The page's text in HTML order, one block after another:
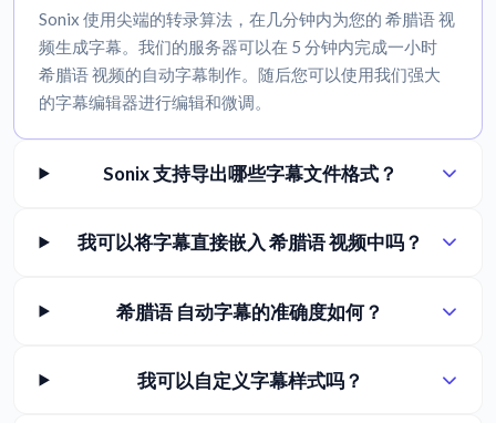
Sonix 使用尖端的转录算法，在几分钟内为您的 希腊语 视
频生成字幕。我们的服务器可以在 5 分钟内完成一小时
希腊语 视频的自动字幕制作。随后您可以使用我们强大
的字幕编辑器进行编辑和微调。
Sonix 支持导出哪些字幕文件格式？
我可以将字幕直接嵌入 希腊语 视频中吗？
希腊语 自动字幕的准确度如何？
我可以自定义字幕样式吗？